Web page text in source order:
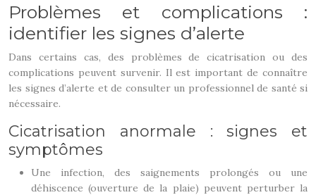
Problèmes et complications :
identifier les signes d’alerte
Dans certains cas, des problèmes de cicatrisation ou des
complications peuvent survenir. Il est important de connaître
les signes d’alerte et de consulter un professionnel de santé si
nécessaire.
Cicatrisation anormale : signes et
symptômes
Une infection, des saignements prolongés ou une
déhiscence (ouverture de la plaie) peuvent perturber la